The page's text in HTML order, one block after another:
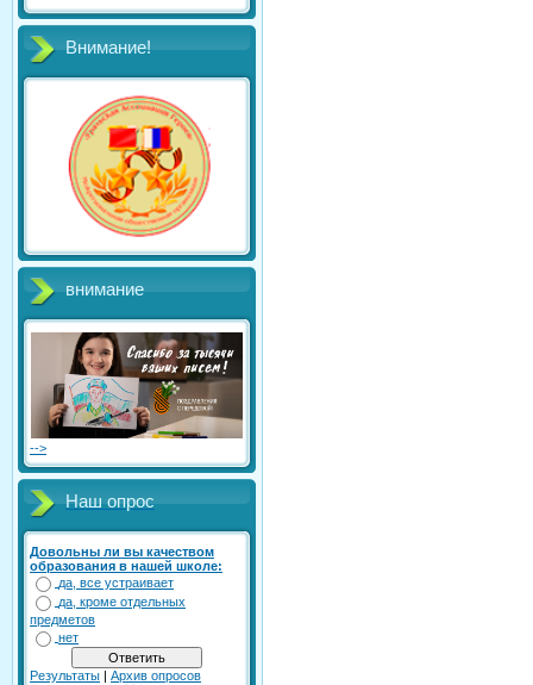
Внимание!
внимание
-->
Наш опрос
Довольны ли вы качеством
образования в нашей школе:
да, все устраивает
да, кроме отдельных
предметов
нет
Результаты | Архив опросов